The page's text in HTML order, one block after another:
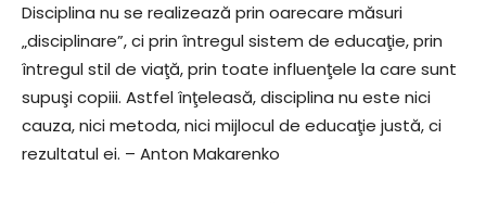
Disciplina nu se realizează prin oarecare măsuri
„disciplinare”, ci prin întregul sistem de educaţie, prin
întregul stil de viaţă, prin toate influenţele la care sunt
supuşi copiii. Astfel înţeleasă, disciplina nu este nici
cauza, nici metoda, nici mijlocul de educaţie justă, ci
rezultatul ei. – Anton Makarenko